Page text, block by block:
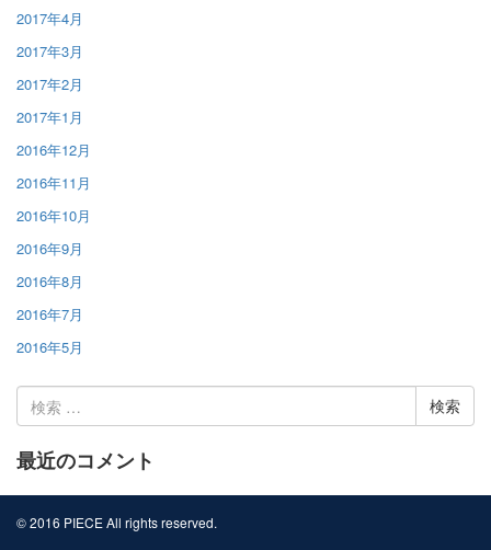
2017年4月
2017年3月
2017年2月
2017年1月
2016年12月
2016年11月
2016年10月
2016年9月
2016年8月
2016年7月
2016年5月
索:
最近のコメント
© 2016 PIECE All rights reserved.